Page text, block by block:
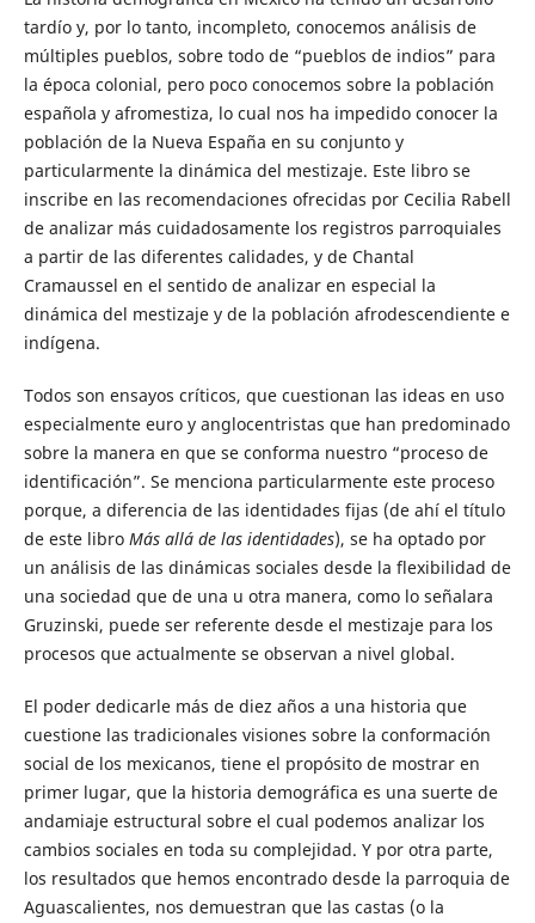
tardío y, por lo tanto, incompleto, conocemos análisis de
múltiples pueblos, sobre todo de “pueblos de indios” para
la época colonial, pero poco conocemos sobre la población
española y afromestiza, lo cual nos ha impedido conocer la
población de la Nueva España en su conjunto y
particularmente la dinámica del mestizaje. Este libro se
inscribe en las recomendaciones ofrecidas por Cecilia Rabell
de analizar más cuidadosamente los registros parroquiales
a partir de las diferentes calidades, y de Chantal
Cramaussel en el sentido de analizar en especial la
dinámica del mestizaje y de la población afrodescendiente e
indígena.
Todos son ensayos críticos, que cuestionan las ideas en uso
especialmente euro y anglocentristas que han predominado
sobre la manera en que se conforma nuestro “proceso de
identificación”. Se menciona particularmente este proceso
porque, a diferencia de las identidades fijas (de ahí el título
de este libro Más allá de las identidades), se ha optado por
un análisis de las dinámicas sociales desde la flexibilidad de
una sociedad que de una u otra manera, como lo señalara
Gruzinski, puede ser referente desde el mestizaje para los
procesos que actualmente se observan a nivel global.
El poder dedicarle más de diez años a una historia que
cuestione las tradicionales visiones sobre la conformación
social de los mexicanos, tiene el propósito de mostrar en
primer lugar, que la historia demográfica es una suerte de
andamiaje estructural sobre el cual podemos analizar los
cambios sociales en toda su complejidad. Y por otra parte,
los resultados que hemos encontrado desde la parroquia de
Aguascalientes, nos demuestran que las castas (o la